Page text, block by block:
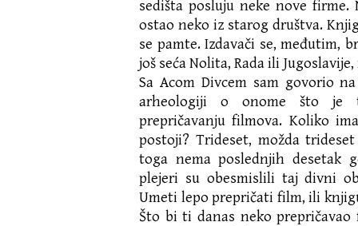
sedišta posluju neke nove firme.
ostao neko iz starog društva.
se pamte. Izdavači se, međutim,
još seća Nolita, Rada ili
Sa Acom Divcem sam govorio
arheologiji o onome što je
prepričavanju filmova. Koliko
postoji? Trideset, možda
toga nema poslednjih desetak
plejeri su obesmislili taj divni
Umeti lepo prepričati film, ili
Što bi ti danas neko